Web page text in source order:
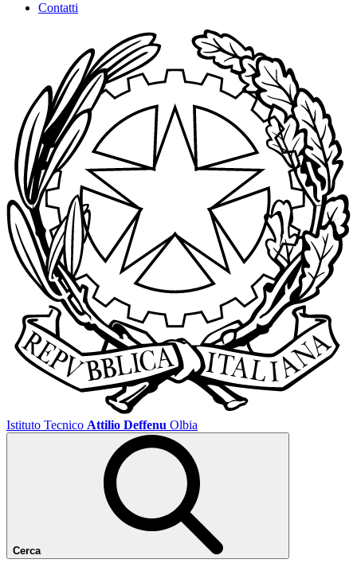
Contatti
Istituto Tecnico Attilio Deffenu Olbia
Cerca